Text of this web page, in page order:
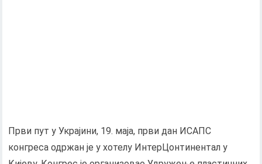
Први пут у Украјини, 19. маја, први дан ИСАПС
конгреса одржан је у хотелу ИнтерЦонтинентал у